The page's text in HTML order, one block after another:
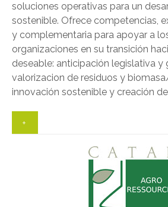
soluciones operativas para un
sostenible. Ofrece competencias,
y complementaria para apoyar a
organizaciones en su transición
deseable: anticipación legislativa y
valorizacion de residuos y
innovación sostenible y creación
+